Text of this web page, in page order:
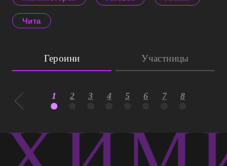
Чита
Героини Участницы
1 2 3 4 5 6 7 8